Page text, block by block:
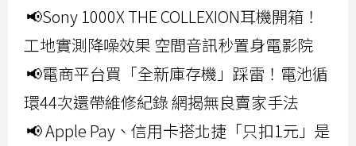
📢Sony 1000X THE COLLEXION耳機開箱！
工地實測降噪效果 空間音訊秒置身電影院
📢電商平台買「全新庫存機」踩雷！電池循
環44次還帶維修紀錄 網揭無良賣家手法
📢 Apple Pay、信用卡搭北捷「只扣1元」是